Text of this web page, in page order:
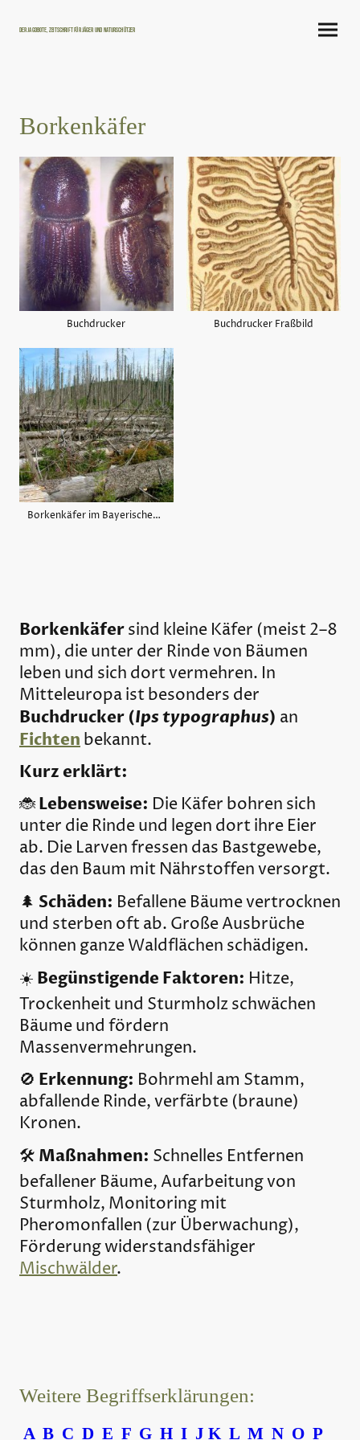
Der Jagdbote, Zeitschrift für Jäger und Naturschützer
Borkenkäfer
Buchdrucker Buchdrucker Fraßbild
Borkenkäfer im Bayerischen Wald
Borkenkäfersind kleine Käfer (meist 2–8
mm), die unter der Rinde von Bäumen
leben und sich dort vermehren. In
Mitteleuropa ist besonders der
Buchdrucker (Ips typographus) an
Fichten bekannt.
Kurz erklärt:
🐞Lebensweise: Die Käfer bohren sich
unter die Rinde und legen dort ihre Eier
ab. Die Larven fressen das Bastgewebe,
das den Baum mit Nährstoffen versorgt.
🌲 Schäden: Befallene Bäume vertrocknen
und sterben oft ab. Große Ausbrüche
können ganze Waldflächen schädigen.
☀️ Begünstigende Faktoren: Hitze,
Trockenheit und Sturmholz schwächen
Bäume und fördern
Massenvermehrungen.
🚫 Erkennung: Bohrmehl am Stamm,
abfallende Rinde, verfärbte (braune)
Kronen.
🛠️ Maßnahmen: Schnelles Entfernen
befallener Bäume, Aufarbeitung von
Sturmholz, Monitoring mit
Pheromonfallen (zur Überwachung),
Förderung widerstandsfähiger
Mischwälder.
Weitere Begriffserklärungen:
A B C D E F G H I J K L M N O P